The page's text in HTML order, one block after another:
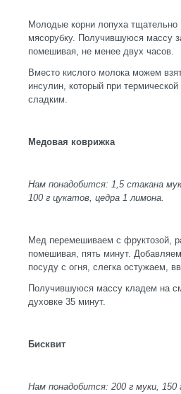
Молодые корни лопуха
мясорубку. Получившуюся массу
помешивая, не менее двух часов.
Вместо кислого молока можем
инсулин, который при
сладким.
Медовая коврижка
Нам понадобится: 1,5 стакана
100 г цукатов, цедра 1 лимона.
Мед перемешиваем с фруктозой,
помешивая, пять минут.
посуду с огня, слегка
Получившуюся массу кладем на
духовке 35 минут.
Бисквит
Нам понадобится: 200 г муки,